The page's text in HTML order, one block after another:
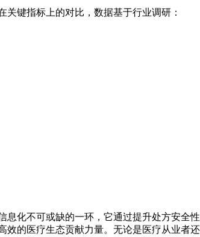
关键指标上的对比，数据基于行业调研：
息化不可或缺的一环，它通过提升处方安
效的医疗生态贡献力量。无论是医疗从业者